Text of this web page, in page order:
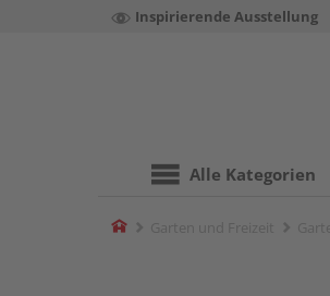
Inspirierende Ausstellung
Alle Kategorien
Home